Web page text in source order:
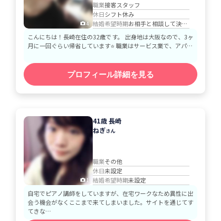
4
職業接客スタッフ
休日シフト休み
結婚希望時期
お相手と相談して決める
こんにちは！長崎在住の32歳です。 出身地は大阪なので、3ヶ
月に一回ぐらい帰省しています⭐ 職業はサービス業で、アパ…
プロフィール詳細を見る
1
41歳 長崎
ねぎさん
職業その他
休日未設定
結婚希望時期未設定
自宅でピアノ講師をしていますが、在宅ワークなため異性に出
会う機会がなくここまで来てしまいました。サイトを通じてす
てきな…